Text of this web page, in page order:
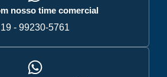
nosso time comercial
19 - 99230-5761